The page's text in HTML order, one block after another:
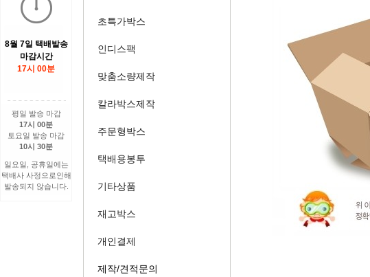
8월 7일 택배발송
마감시간
17시 00분
평일 발송 마감
17시 00분
토요일 발송 마감
10시 30분
일요일, 공휴일에는
택배사 사정으로인해
발송되지 않습니다.
초특가박스
인디스팩
맞춤소량제작
칼라박스제작
주문형박스
택배용봉투
기타상품
재고박스
개인결제
제작/견적문의